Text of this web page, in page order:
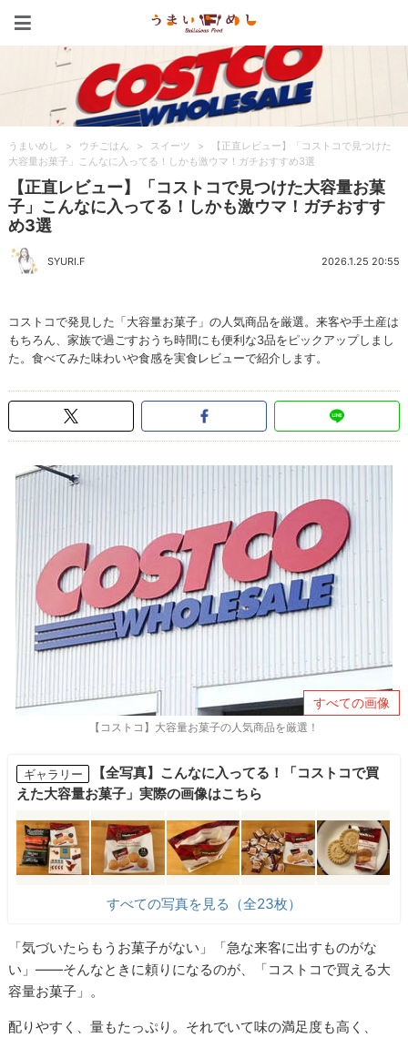
うまいめし > ウチごはん > スイーツ >
【正直レビュー】「コストコで見つけた
大容量お菓子」こんなに入ってる！しかも激ウマ！ガチおすすめ3選
【正直レビュー】「コストコで見つけた大容量お菓
子」こんなに入ってる！しかも激ウマ！ガチおすす
め3選
SYURI.F 2026.1.25 20:55
コストコで発見した「大容量お菓子」の人気商品を厳選。来客や手土産は
もちろん、家族で過ごすおうち時間にも便利な3品をピックアップしまし
た。食べてみた味わいや食感を実食レビューで紹介します。
すべての画像
【コストコ】大容量お菓子の人気商品を厳選！
ギャラリー
【全写真】こんなに入ってる！「コストコで買
えた大容量お菓子」実際の画像はこちら
すべての写真を見る（全23枚）
「気づいたらもうお菓子がない」「急な来客に出すものがな
い」――そんなときに頼りになるのが、「コストコで買える大
容量お菓子」。
配りやすく、量もたっぷり。それでいて味の満足度も高く、